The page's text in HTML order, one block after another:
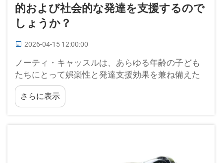
的および社会的な発達を支援するので
しょうか？
2026-04-15 12:00:00
ノーティ・キャッスルは、あらゆる年齢の子ども
たちにとって娯楽性と発達支援効果を兼ね備えた
革新的な遊具構造物として登場しました。これら
のエアインフレータブル型プレイ環境は、身体活
動、社会的相互作用、および…を独自に融合したも
さらに表示